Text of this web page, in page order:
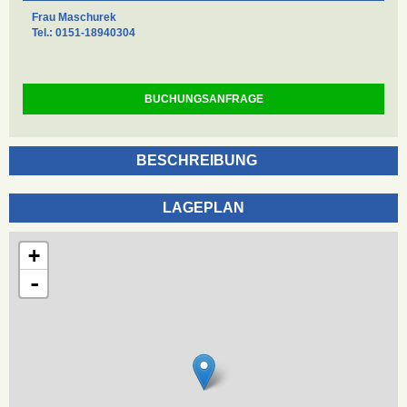
Frau Maschurek
Tel.: 0151-18940304
BUCHUNGSANFRAGE
BESCHREIBUNG
LAGEPLAN
+
-